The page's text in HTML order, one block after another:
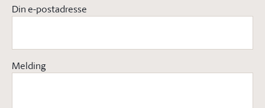
Din e-postadresse
Melding